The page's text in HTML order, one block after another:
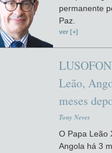
permanente
Paz.
ver [+]
Leão,
meses
Tony Neves
O Papa Leão
Angola há 3